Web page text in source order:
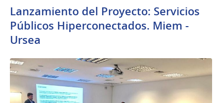
Lanzamiento del Proyecto: Servicios
Públicos Hiperconectados. Miem -
Ursea